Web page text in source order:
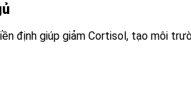
định giúp giảm Cortisol, tạo môi